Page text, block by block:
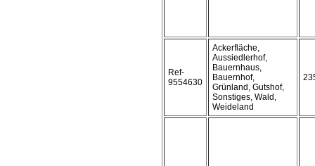
Ref-
9554630
Ackerfläche,
Aussiedlerhof,
Bauernhaus,
Bauernhof,
Grünland, Gutshof,
Sonstiges, Wald,
Weideland